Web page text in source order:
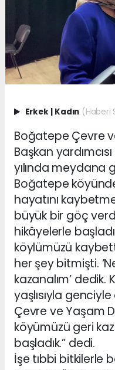
Erkek | Kadın (Haberi
Boğatepe Çevre
Başkan
yılında meydana
Boğatepe
hayatını
büyük bir göç
hikâyelerle
köylümüzü
her şey bitmişti.
kazanalım’ dedik.
yaşlısıyla
Çevre ve Yaşam
köyümüzü geri
başladık.” dedi.
İşe tıbbi bitkilerle